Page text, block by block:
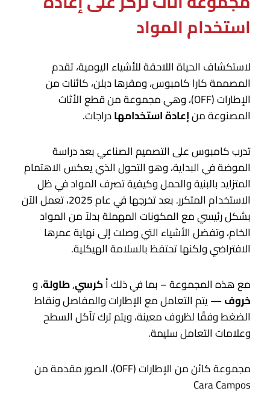
استخدام المواد
لاستكشاف الحياة اللاحقة للأشياء اليومية، تقدم
المصممة كارا كامبوس، ومقرها دبلن، كائنات من
الإطارات (OFF)، وهي مجموعة من قطع الأثاث
المصنوعة منإعادة استخدامهادراجات.
تدرب كامبوس على التصميم الصناعي بعد دراسة
الموضة في البداية، وهو التحول الذي يعكس الاهتمام
المتزايد بالبنية والحمل وكيفية تصرف المواد في ظل
الاستخدام المتكرر. بعد تخرجها في عام 2025، تعمل الآن
بشكل رئيسي مع المكونات المهملة بدلاً من المواد
الخام، وتفضل الأشياء التي وصلت إلى نهاية عمرها
الافتراضي ولكنها تحتفظ بالسلامة الهيكلية.
مع هذه المجموعة – بما في ذلك أكرسي,طاولة، و
خروف— يتم التعامل مع الإطارات والمفاصل ونقاط
الضغط وفقًا لظروف معينة، ويتم ترك تآكل السطح
وعلامات التعامل سليمة.
مجموعة كائن من الإطارات (OFF)، الصور مقدمة من
Cara Campos